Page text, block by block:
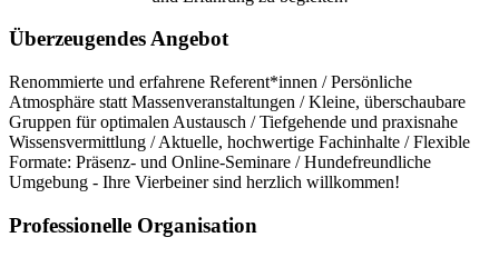
Überzeugendes Angebot
Renommierte und erfahrene Referent*innen / Persönliche
Atmosphäre statt Massenveranstaltungen / Kleine, überschaubare
Gruppen für optimalen Austausch / Tiefgehende und praxisnahe
Wissensvermittlung / Aktuelle, hochwertige Fachinhalte / Flexible
Formate: Präsenz- und Online-Seminare / Hundefreundliche
Umgebung - Ihre Vierbeiner sind herzlich willkommen!
Professionelle Organisation